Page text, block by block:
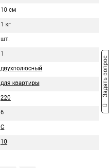
10 см
1 кг
шт.
1
двухполюсный
для квартиры
220
6
C
10
Задать вопрос